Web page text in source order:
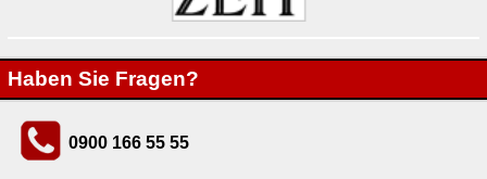
Haben Sie Fragen?
0900 166 55 55